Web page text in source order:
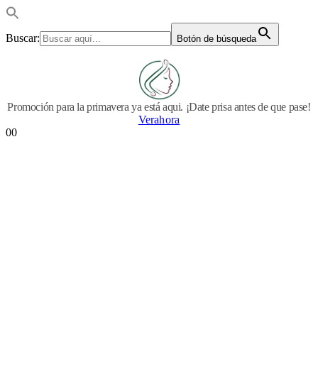
Buscar: Botón de búsqueda
Promoción para la primavera ya está aqui. ¡Date prisa antes de que pase!
Verahora
00